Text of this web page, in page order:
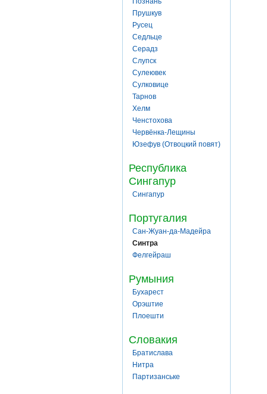
Прушкув
Русец
Седльце
Серадз
Слупск
Сулеювек
Сулковице
Тарнов
Хелм
Ченстохова
Червёнка-Лещины
Юзефув (Отвоцкий повят)
Республика
Сингапур
Сингапур
Португалия
Сан-Жуан-да-Мадейра
Синтра
Фелгейраш
Румыния
Бухарест
Орэштие
Плоешти
Словакия
Братислава
Нитра
Партизанське